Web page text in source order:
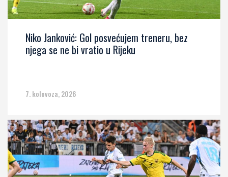
Niko Janković: Gol posvećujem treneru, bez
njega se ne bi vratio u Rijeku
7. kolovoza, 2026